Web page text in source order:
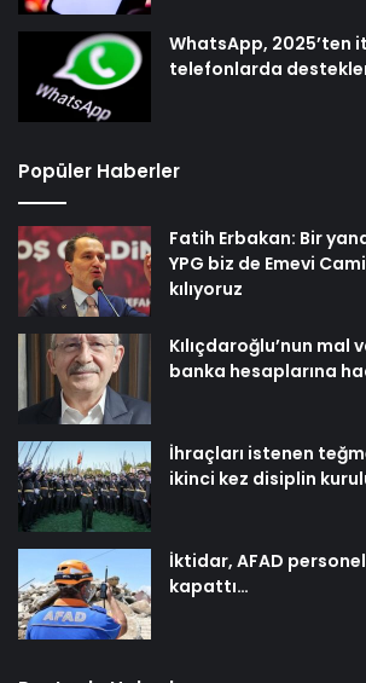
WhatsApp, 2025’ten
telefonlarda
Popüler Haberler
Fatih Erbakan: Bir
YPG biz de Emevi
kılıyoruz
Kılıçdaroğlu’nun mal
banka hesaplarına
İhraçları istenen
ikinci kez disiplin
İktidar, AFAD
kapattı…